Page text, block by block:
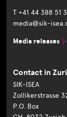
T +41 44 388 51
media@sik-
Media releases
Contact in
SIK-ISEA
Zollikerstrasse
P.O. Box